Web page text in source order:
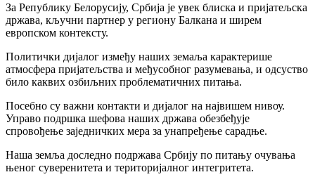
За Републику Белорусију, Србија је увек блиска и пријатељска
држава, кључни партнер у региону Балкана и ширем
европском контексту.
Политички дијалог између наших земаља карактерише
атмосфера пријатељства и међусобног разумевања, и одсуство
било каквих озбиљних проблематичних питања.
Посебно су важни контакти и дијалог на највишем нивоу.
Управо подршка шефова наших држава обезбеђује
спровођење заједничких мера за унапређење сарадње.
Наша земља доследно подржава Србију по питању очувања
њеног суверенитета и територијалног интегритета.